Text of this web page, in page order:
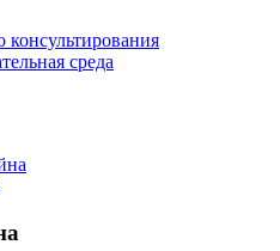
консультирования
среда